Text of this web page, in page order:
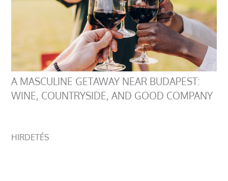
A MASCULINE GETAWAY NEAR BUDAPEST:
WINE, COUNTRYSIDE, AND GOOD COMPANY
HIRDETÉS